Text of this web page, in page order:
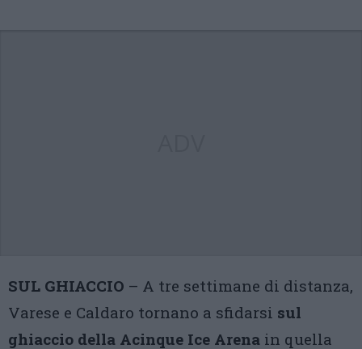
SUL GHIACCIO – A tre settimane di distanza,
Varese e Caldaro tornano a sfidarsi sul
ghiaccio della Acinque Ice Arena in quella